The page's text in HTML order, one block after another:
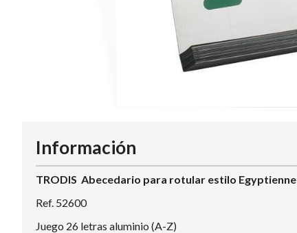
Información
TRODIS Abecedario para rotular estilo Egyptienne
Ref. 52600
Juego 26 letras aluminio (A-Z)